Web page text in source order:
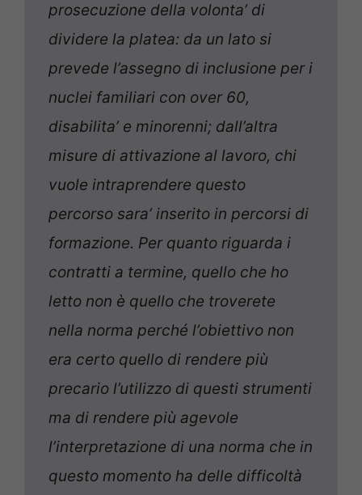
prosecuzione della volonta’ di
dividere la platea: da un lato si
prevede l’assegno di inclusione per i
nuclei familiari con over 60,
disabilita’ e minorenni; dall’altra
misure di attivazione al lavoro, chi
vuole intraprendere questo
percorso sara’ inserito in percorsi di
formazione. Per quanto riguarda i
contratti a termine, quello che ho
letto non è quello che troverete
nella norma perché l’obiettivo non
era certo quello di rendere più
precario l’utilizzo di questi strumenti
ma di rendere più agevole
l’interpretazione di una norma che in
questo momento ha delle difficoltà